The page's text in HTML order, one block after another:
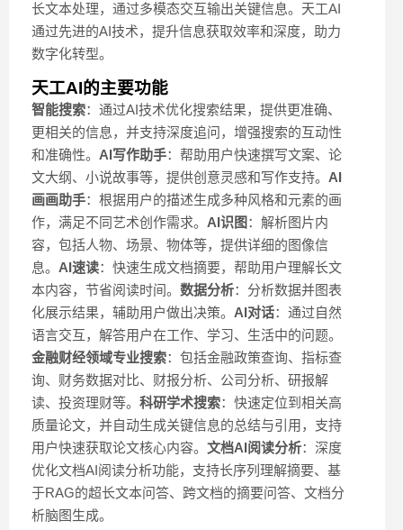
长文本处理，通过多模态交互输出关键信息。天工AI
通过先进的AI技术，提升信息获取效率和深度，助力
数字化转型。
天工AI的主要功能
智能搜索：通过AI技术优化搜索结果，提供更准确、
更相关的信息，并支持深度追问，增强搜索的互动性
和准确性。 AI写作助手：帮助用户快速撰写文案、论
文大纲、小说故事等，提供创意灵感和写作支持。 AI
画画助手：根据用户的描述生成多种风格和元素的画
作，满足不同艺术创作需求。 AI识图 ：解析图片内
容，包括人物、场景、物体等，提供详细的图像信
息。 AI速读：快速生成文档摘要，帮助用户理解长文
本内容，节省阅读时间。 数据分析：分析数据并图表
化展示结果，辅助用户做出决策。 AI对话：通过自然
语言交互，解答用户在工作、学习、生活中的问题。
金融财经领域专业搜索：包括金融政策查询、指标查
询、财务数据对比、财报分析、公司分析、研报解
读、投资理财等。 科研学术搜索：快速定位到相关高
质量论文，并自动生成关键信息的总结与引用，支持
用户快速获取论文核心内容。 文档AI阅读分析：深度
优化文档AI阅读分析功能，支持长序列理解摘要、基
于RAG的超长文本问答、跨文档的摘要问答、文档分
析脑图生成。